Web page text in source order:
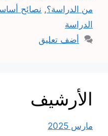
من الدراسة؟, نصائح
الدراسة
أضف تعليق
الأرشيف
مارس 2025